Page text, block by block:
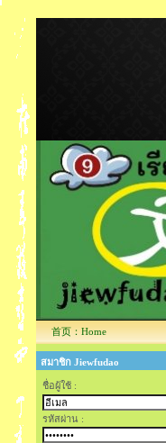
首页：Home
สมาชิก Jiewfudao
ชื่อผู้ใช้ :
รหัสผ่าน :